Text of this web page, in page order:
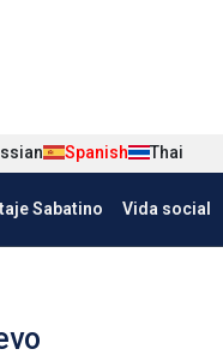
Spanish Thai
Sabatino Vida social